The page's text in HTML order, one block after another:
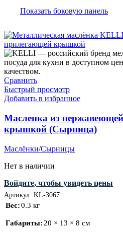
В продаже(0)
Категории товаров
Метки товаров
Товар Цвет
Белый(2)
Серебряный
Показать боковую панель
Сравнить
Быстрый просмотр
Добавить в избранное
Масленка из
крышкой (Сырница)
Маслёнки/Сырницы
Нет в наличии
Войдите, чтобы увидеть цены
Артикул: KL-3067
Вес 0.3 кг
Габариты 20 × 13 × 8 см